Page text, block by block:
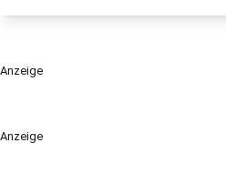
Anzeige
Anzeige